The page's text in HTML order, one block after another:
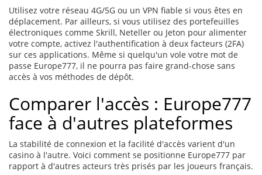
Utilisez votre réseau 4G/5G ou un VPN fiable si vous êtes en
déplacement. Par ailleurs, si vous utilisez des portefeuilles
électroniques comme Skrill, Neteller ou Jeton pour alimenter
votre compte, activez l'authentification à deux facteurs (2FA)
sur ces applications. Même si quelqu'un vole votre mot de
passe Europe777, il ne pourra pas faire grand-chose sans
accès à vos méthodes de dépôt.
Comparer l'accès : Europe777
face à d'autres plateformes
La stabilité de connexion et la facilité d'accès varient d'un
casino à l'autre. Voici comment se positionne Europe777 par
rapport à d'autres acteurs très prisés par les joueurs français.